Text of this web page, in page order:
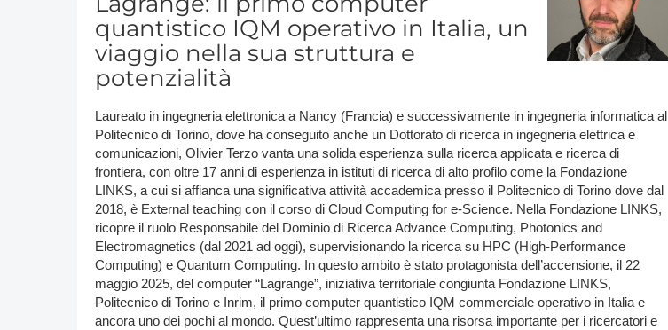
quantistico IQM operativo in Italia, un
viaggio nella sua struttura e
potenzialità
Laureato in ingegneria elettronica a Nancy (Francia) e successivamente in ingegneria informatica al
Politecnico di Torino, dove ha conseguito anche un Dottorato di ricerca in ingegneria elettrica e
comunicazioni, Olivier Terzo vanta una solida esperienza sulla ricerca applicata e ricerca di
frontiera, con oltre 17 anni di esperienza in istituti di ricerca di alto profilo come la Fondazione
LINKS, a cui si affianca una significativa attività accademica presso il Politecnico di Torino dove dal
2018, è External teaching con il corso di Cloud Computing for e-Science. Nella Fondazione LINKS,
ricopre il ruolo Responsabile del Dominio di Ricerca Advance Computing, Photonics and
Electromagnetics (dal 2021 ad oggi), supervisionando la ricerca su HPC (High-Performance
Computing) e Quantum Computing. In questo ambito è stato protagonista dell’accensione, il 22
maggio 2025, del computer “Lagrange”, iniziativa territoriale congiunta Fondazione LINKS,
Politecnico di Torino e Inrim, il primo computer quantistico IQM commerciale operativo in Italia e
ancora uno dei pochi al mondo. Quest’ultimo rappresenta una risorsa importante per i ricercatori e